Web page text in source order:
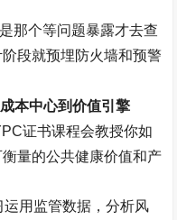
那个等问题暴露才去查
段就预埋防火墙和预警
本中心到价值引擎
证书课程会教授你如
量的公共健康价值和产
运用监管数据，分析风